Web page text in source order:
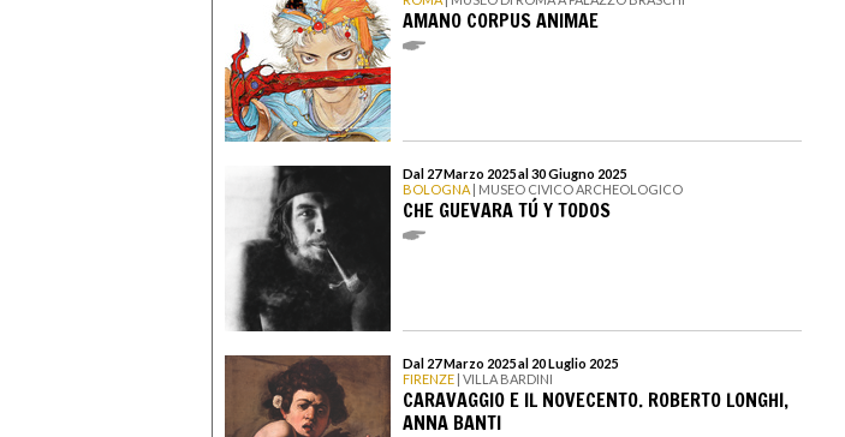
AMANO CORPUS ANIMAE
Dal 27 Marzo 2025 al 30 Giugno 2025
BOLOGNA | MUSEO CIVICO ARCHEOLOGICO
CHE GUEVARA TÚ Y TODOS
Dal 27 Marzo 2025 al 20 Luglio 2025
FIRENZE | VILLA BARDINI
CARAVAGGIO E IL NOVECENTO. ROBERTO LONGHI,
ANNA BANTI